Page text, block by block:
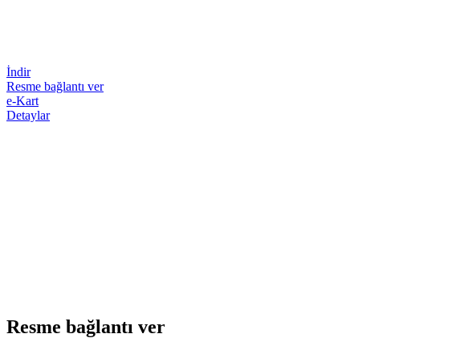
İndir
Resme bağlantı ver
e-Kart
Detaylar
Resme bağlantı ver